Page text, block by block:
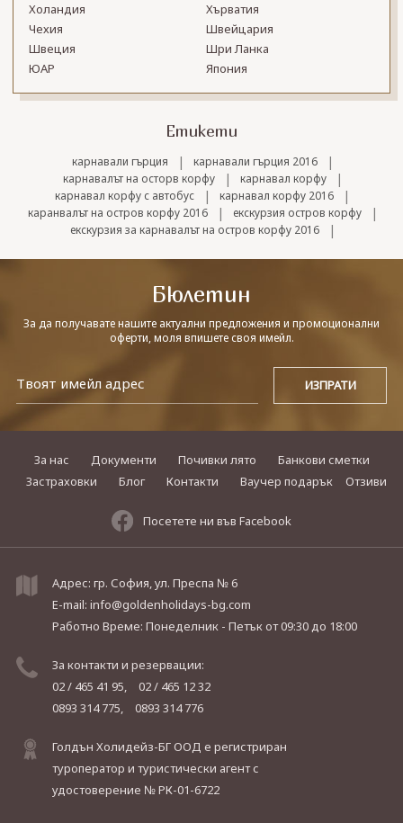
Холандия
Хърватия
Чехия
Швейцария
Швеция
Шри Ланка
ЮАР
Япония
Етикети
карнавали гърция | карнавали гърция 2016 |
карнавалът на осторв корфу | карнавал корфу |
карнавал корфу с автобус | карнавал корфу 2016 |
каранвалът на остров корфу 2016 | екскурзия остров корфу |
екскурзия за карнавалът на остров корфу 2016 |
Бюлетин
За да получавате нашите актуални предложения и промоционални
оферти, моля впишете своя имейл.
За нас Документи Почивки лято
Банкови сметки
Застраховки
Блог Контакти Ваучер подарък Отзиви
Посетете ни във Facebook
Адрес: гр. София, ул. Преспа № 6
E-mail: info@goldenholidays-bg.com
Работно Време: Понеделник - Петъкот 09:30 до 18:00
За контакти и резервации:
02 / 465 41 95,
02 / 465 12 32
0893 314 775,
0893 314 776
Голдън Холидейз-БГ ООД е регистриран
туроператор и туристически агент с
удостоверение № РК-01-6722